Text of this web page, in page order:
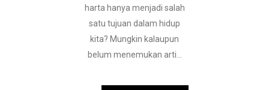
harta hanya menjadi salah
satu tujuan dalam hidup
kita? Mungkin kalaupun
belum menemukan arti...